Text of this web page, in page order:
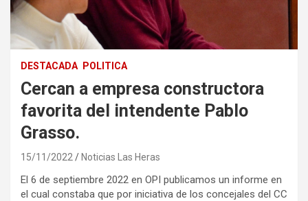
DESTACADA POLITICA
Cercan a empresa constructora
favorita del intendente Pablo
Grasso.
15/11/2022 Noticias Las Heras
El 6 de septiembre 2022 en OPI publicamos un informe en
el cual constaba que por iniciativa de los concejales del CC